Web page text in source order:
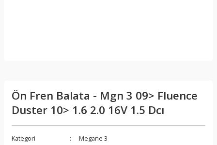
Ön Fren Balata - Mgn 3 09> Fluence
Duster 10> 1.6 2.0 16V 1.5 Dcı
Kategori
Megane 3